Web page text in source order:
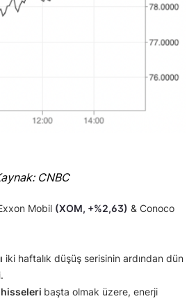
CNBC
Mobil (XOM, +%2,63) & Conoco
iki haftalık düşüş serisinin ardından dün
hisseleri başta olmak üzere, enerji